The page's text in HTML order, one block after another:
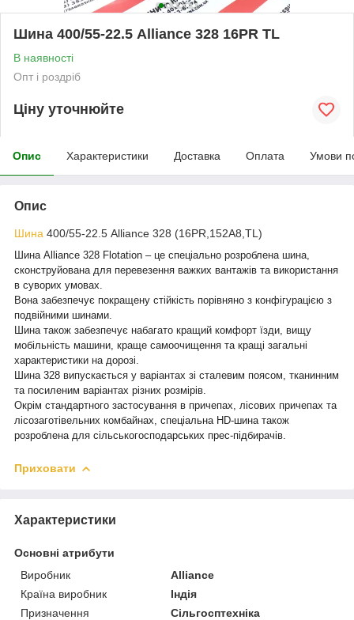
Шина 400/55-22.5 Alliance 328 16PR TL
В наявності
Опт і роздріб
Ціну уточнюйте
Опис Характеристики Доставка Оплата Умови
Опис
Шина 400/55-22.5 Alliance 328 (16PR,152A8,TL)
Шина Alliance 328 Flotation – це спеціально розроблена шина,
сконструйована для перевезення важких вантажів та використання
в суворих умовах.
Вона забезпечує покращену стійкість порівняно з конфігурацією з
подвійними шинами.
Шина також забезпечує набагато кращий комфорт їзди, вищу
мобільність машини, краще самоочищення та кращі загальні
характеристики на дорозі.
Шина 328 випускається у варіантах зі сталевим поясом, тканинним
та посиленим варіантах різних розмірів.
Окрім стандартного застосування в причепах, лісових причепах та
лісозаготівельних комбайнах, спеціальна HD-шина також
розроблена для сільськогосподарських прес-підбирачів.
Приховати
Характеристики
Основні атрибути
Виробник
Alliance
Країна виробник
Індія
Призначення
Сільгосптехніка